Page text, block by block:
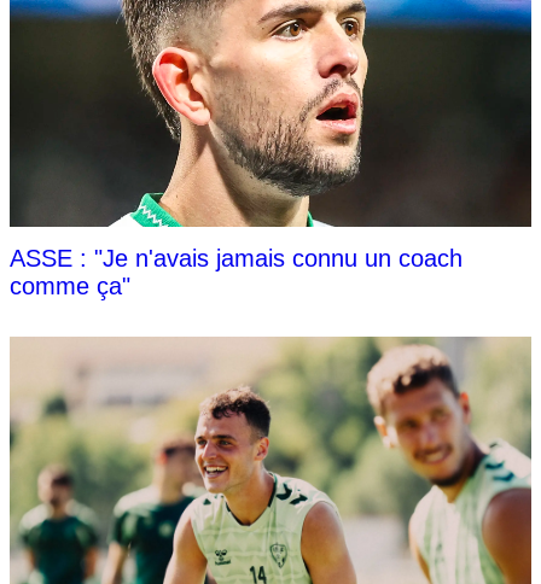
ASSE : "Je n'avais jamais connu un coach
comme ça"